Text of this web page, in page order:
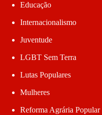
Educação
Internacionalismo
Juventude
LGBT Sem Terra
Lutas Populares
Mulheres
Reforma Agrária Popular